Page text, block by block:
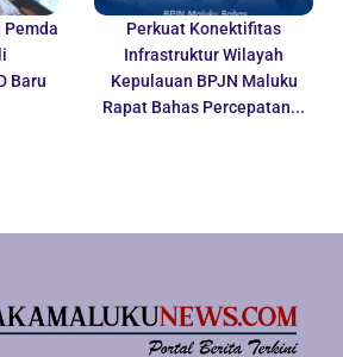
Baru
Perkuat Konektifitas
Infrastruktur Wilayah
Kepulauan BPJN Maluku
Rapat Bahas Percepatan...